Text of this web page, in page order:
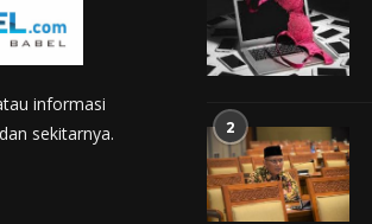
informasi
sekitarnya.
2